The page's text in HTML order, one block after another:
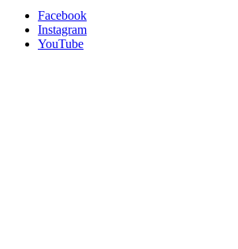
Social
Facebook
Instagram
YouTube